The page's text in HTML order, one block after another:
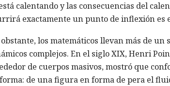
calentando y las consecuencias del
exactamente un punto de inflexión es
los matemáticos llevan más de
complejos. En el siglo XIX, Henri
de cuerpos masivos, mostró que
de una figura en forma de pera el